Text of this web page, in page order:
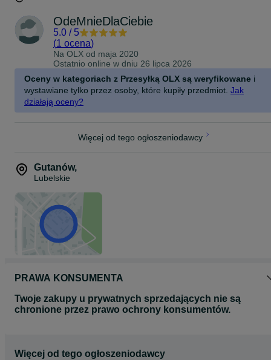
OdeMnieDlaCiebie
5.0 / 5
(1 ocena)
Na OLX od maja 2020
Ostatnio online w dniu 26 lipca 2026
Oceny w kategoriach z Przesyłką OLX są weryfikowane i
wystawiane tylko przez osoby, które kupiły przedmiot. Jak
działają oceny?
Więcej od tego ogłoszeniodawcy
Gutanów,
Lubelskie
PRAWA KONSUMENTA
Twoje zakupy u prywatnych sprzedających nie są
chronione przez prawo ochrony konsumentów.
Więcej od tego ogłoszeniodawcy